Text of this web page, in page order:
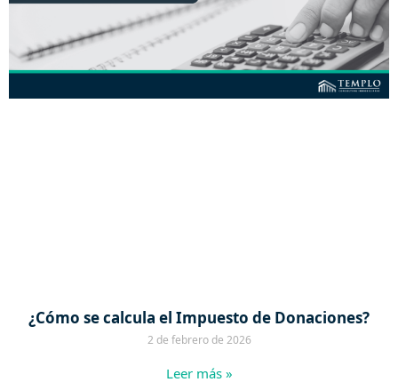
¿Cómo se calcula el Impuesto de Donaciones?
2 de febrero de 2026
Leer más »